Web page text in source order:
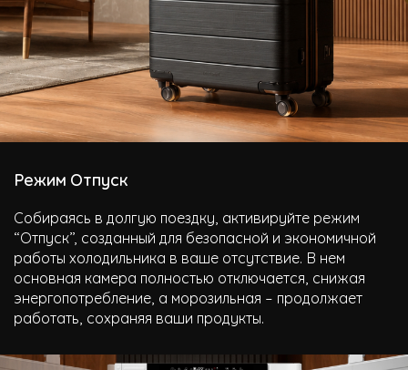
Режим Отпуск
Собираясь в долгую поездку, активируйте режим
“Отпуск”, созданный для безопасной и экономичной
работы холодильника в ваше отсутствие. В нем
основная камера полностью отключается, снижая
энергопотребление, а морозильная – продолжает
работать, сохраняя ваши продукты.